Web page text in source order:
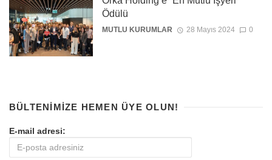
Ödülü
MUTLU KURUMLAR 28 Mayıs 2024 0
BÜLTENIMIZE HEMEN ÜYE OLUN!
E-mail adresi: